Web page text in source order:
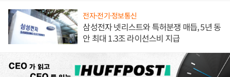
전자·전기·정보통신
삼성전자 넷리스트와 특허분쟁 매듭, 5년 동
안 최대 1.3조 라이선스비 지급